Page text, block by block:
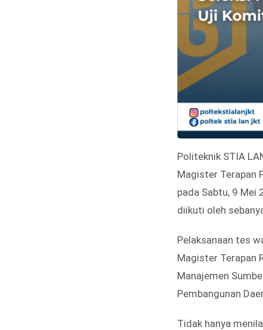
Politeknik STIA
Magister Terapan
pada Sabtu, 9 Mei
diikuti oleh
Pelaksanaan tes
Magister Terapan
Manajemen
Pembangunan
Tidak hanya